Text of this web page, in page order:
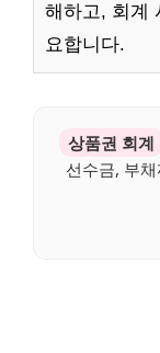
해하고, 회계
요합니다.
상품권 회계
선수금, 부